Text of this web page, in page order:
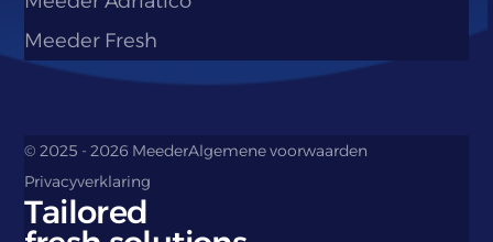
Meeder Fresh
© 2025 - 2026 MeederAlgemene voorwaarden
Privacyverklaring
Tailored